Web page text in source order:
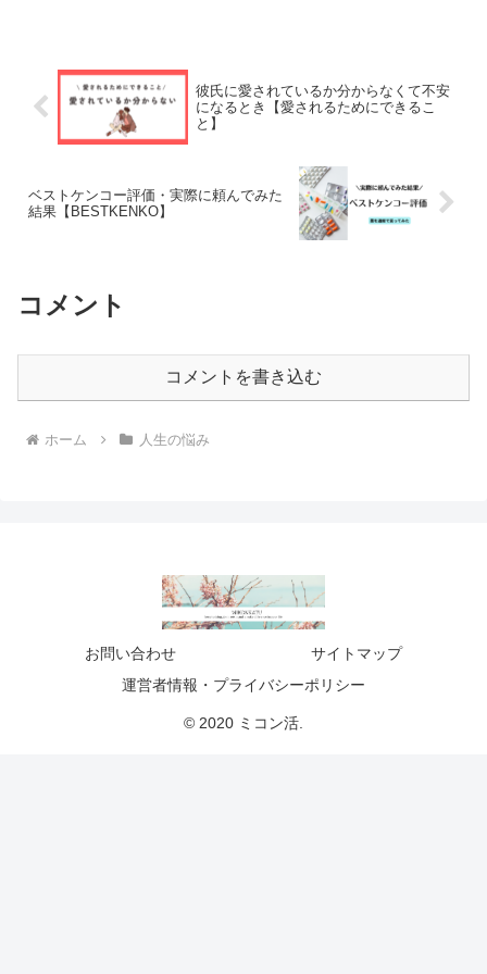
彼氏に愛されているか分からなくて不安
になるとき【愛されるためにできるこ
と】
ベストケンコー評価・実際に頼んでみた
結果【BESTKENKO】
コメント
コメントを書き込む
ホーム 人生の悩み
お問い合わせ
サイトマップ
運営者情報・プライバシーポリシー
© 2020 ミコン活.